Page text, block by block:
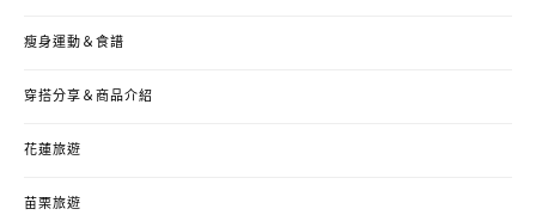
瘦身運動＆食譜
穿搭分享＆商品介紹
花蓮旅遊
苗栗旅遊